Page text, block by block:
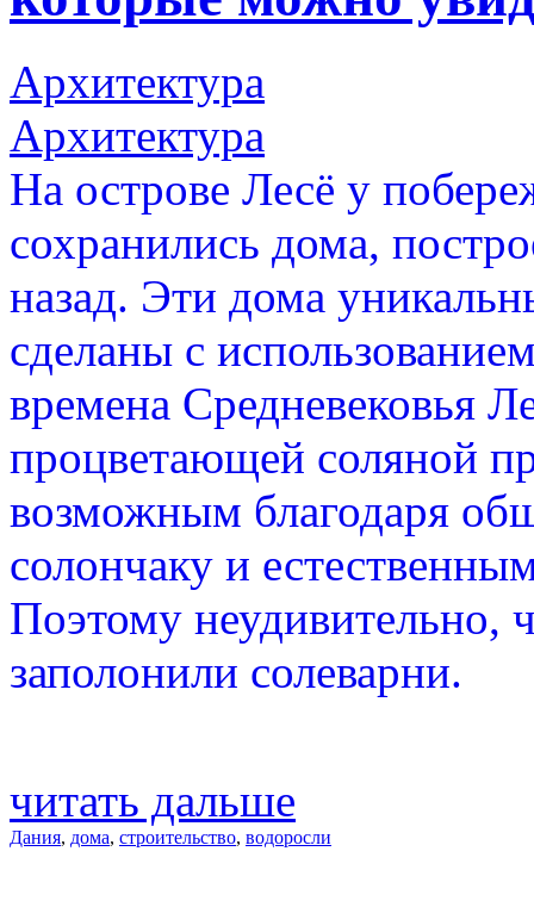
Архитектура
Архитектура
На острове Лесё у
сохранились дома,
назад. Эти дома
сделаны с
времена Средневековья
процветающей соляной
возможным благодаря
солончаку и
Поэтому неудивительно,
заполонили солеварни.
читать дальше
Дания, дома, строительство, водоросли